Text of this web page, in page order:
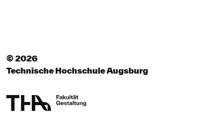
© 2026
Technische Hochschule Augsburg